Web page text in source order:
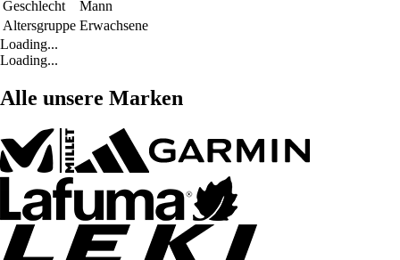
Geschlecht
Mann
Altersgruppe Erwachsene
Loading...
Loading...
Alle unsere Marken